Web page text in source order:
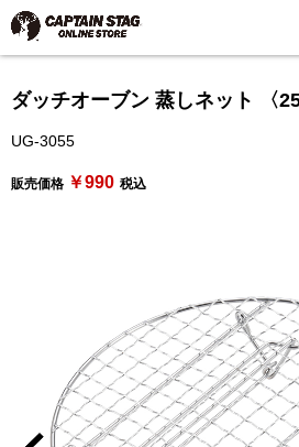
ダッチオーブン 蒸しネット 〈
UG-3055
販売価格 ￥990 税込